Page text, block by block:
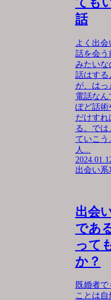
話
よく出
話を会う
みたいな
話はする
が、はっ
電話なん
ぽど話術
だけすれ
る。では
ていこう
人...
出会い系
出会
であ
って
か？
既婚者で
ことは自